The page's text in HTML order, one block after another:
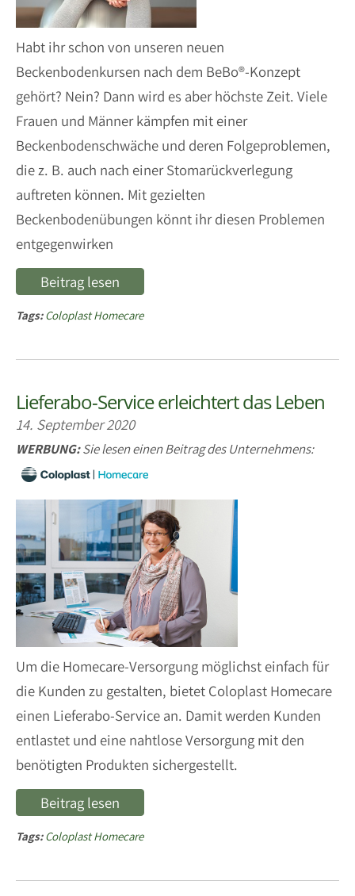
Habt ihr schon von unseren neuen
Beckenbodenkursen nach dem BeBo®-Konzept
gehört? Nein? Dann wird es aber höchste Zeit. Viele
Frauen und Männer kämpfen mit einer
Beckenbodenschwäche und deren Folgeproblemen,
die z. B. auch nach einer Stomarückverlegung
auftreten können. Mit gezielten
Beckenbodenübungen könnt ihr diesen Problemen
entgegenwirken
Beitrag lesen
Tags:Coloplast Homecare
Lieferabo-Service erleichtert das Leben
14. September 2020
WERBUNG:Sie lesen einen Beitrag des Unternehmens:
Um die Homecare-Versorgung möglichst einfach für
die Kunden zu gestalten, bietet Coloplast Homecare
einen Lieferabo-Service an. Damit werden Kunden
entlastet und eine nahtlose Versorgung mit den
benötigten Produkten sichergestellt.
Beitrag lesen
Tags:Coloplast Homecare